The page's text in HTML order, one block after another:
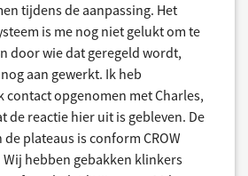
tijdens de aanpassing. Het
is me nog niet gelukt om te
door wie dat geregeld wordt,
aan gewerkt. Ik heb
contact opgenomen met Charles,
de reactie hier uit is gebleven. De
de plateaus is conform CROW
hebben gebakken klinkers